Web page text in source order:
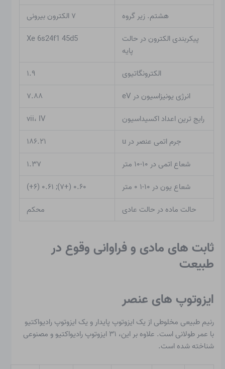
هشتم. زیر گروه
۷ الکترون بیرونی
پیکربندی الکترون در حالت
پایه
Xe 6s24f1 45d5
الکترونگاتیوی
۱.۹
انرژی یونیزاسیون در eV
۷.۸۸
رایج ترین اعداد اکسیداسیون
vii، IV
جرم اتمی عنصر در u
۱۸۶.۲۱
شعاع اتمی در ۱۰-۱۰ متر
۱.۳۷
شعاع یون در ۱۰-۱ ۰ متر
۰.۶۰ (+۷); ۰.۶۱ (۶+)
حالت ماده در حالت عادی
محکم
ثابت های مادی و فراوانی وقوع در
طبیعت
ایزوتوپ های عنصر
رنیم طبیعی مخلوطی از یک ایزوتوپ پایدار و یک ایزوتوپ رادیواکتیو
با عمر طولانی است. علاوه بر این، ۳۱ ایزوتوپ رادیواکتیو و مصنوعی
شناخته شده است.